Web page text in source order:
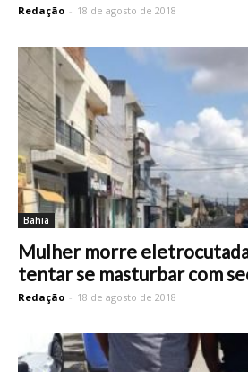
Redação - 18 de agosto de 2018
Bahia
Mulher morre eletrocutada
tentar se masturbar com
Redação - 18 de agosto de 2018